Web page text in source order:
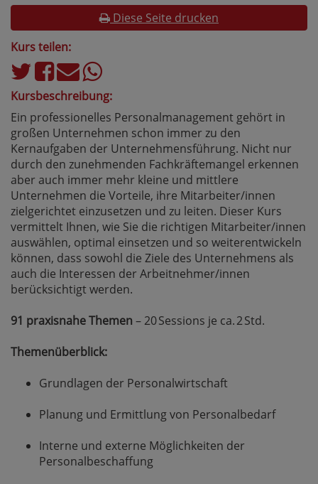
Diese Seite drucken
Kurs teilen:
Kursbeschreibung:
Ein professionelles Personalmanagement gehört in
großen Unternehmen schon immer zu den
Kernaufgaben der Unternehmensführung. Nicht nur
durch den zunehmenden Fachkräftemangel erkennen
aber auch immer mehr kleine und mittlere
Unternehmen die Vorteile, ihre Mitarbeiter/innen
zielgerichtet einzusetzen und zu leiten. Dieser Kurs
vermittelt Ihnen, wie Sie die richtigen Mitarbeiter/innen
auswählen, optimal einsetzen und so weiterentwickeln
können, dass sowohl die Ziele des Unternehmens als
auch die Interessen der Arbeitnehmer/innen
berücksichtigt werden.
91 praxisnahe Themen – 20 Sessions je ca. 2 Std.
Themenüberblick:
Grundlagen der Personalwirtschaft
Planung und Ermittlung von Personalbedarf
Interne und externe Möglichkeiten der
Personalbeschaffung